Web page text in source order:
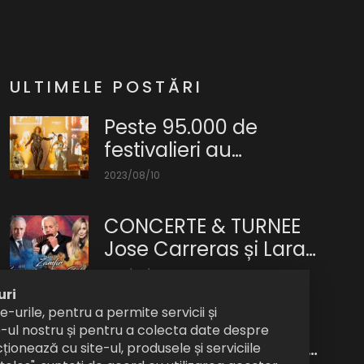
ULTIMELE POSTĂRI
Peste 95.000 de
festivalieri au
participat în prima zi
2023/08/10
95.000
de
fani
toată
lumea,
cei
CONCERTE & TURNEE
Jose Carreras și Lara
Fabian îl omagiază pe
un concert aniversar
2023/08/10
Gheorghe
Zamfir
va
Lupta telefoanelor
pliabile devine din ce
urile, pentru a permite servicii și
nostru și pentru a colecta date despre
cu site-ul, produsele și serviciile